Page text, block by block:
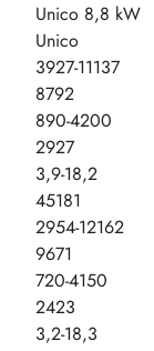
Unico 8,8 kW
Unico
3927-11137
8792
890-4200
2927
3,9-18,2
45181
2954-12162
9671
720-4150
2423
3,2-18,3